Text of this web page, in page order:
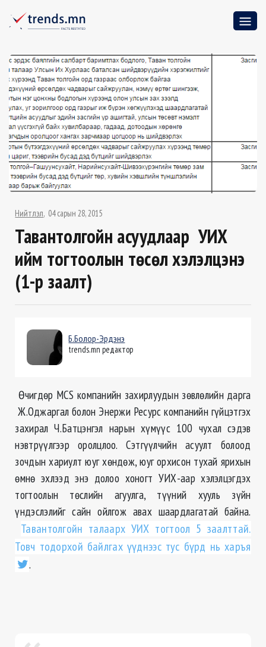
Нийтлэл 04 сарын 28, 2015
Тавантолгойн асуудлаар УИХ
ийм тогтоолын төсөл хэлэлцэнэ
(1-р заалт)
Б.Болор-Эрдэнэ
trends.mn редактор
Өчигдөр MCS компанийн захирлуудын зөвлөлийн дарга
Ж.Оджаргал болон Энержи Ресурс компанийн гүйцэтгэх
захирал Ч.Батцэнгэл нарын хүмүүс 100 чухал сэдэв
нэвтрүүлгээр оролцлоо. Сэтгүүлчийн асуулт болоод
зочдын хариулт юуг хөндөж, юуг орхисон тухай ярихын
өмнө эхлээд энэ долоо хоногт УИХ-аар хэлэлцэгдэх
тогтоолын төслийн агуулга, түүний хууль зүйн
үндэслэлийг сайн ойлгож авах шаардлагатай байна.
Тавантолгойн талаарх УИХ тогтоол 5 заалттай.
Товч тодорхой байлгах үүднээс тус бүрд нь харъя
.